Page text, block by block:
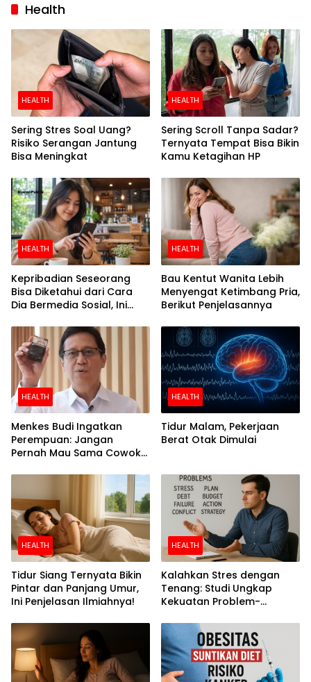
Health
HEALTH
Sering Stres Soal Uang?
Risiko Serangan Jantung
Bisa Meningkat
HEALTH
Sering Scroll Tanpa Sadar?
Ternyata Tempat Bisa Bikin
Kamu Ketagihan HP
HEALTH
Kepribadian Seseorang
Bisa Diketahui dari Cara
Dia Bermedia Sosial, Ini
HEALTH
Bau Kentut Wanita Lebih
Menyengat Ketimbang Pria,
Berikut Penjelasannya
HEALTH
Menkes Budi Ingatkan
Perempuan: Jangan
Pernah Mau Sama Cowok
HEALTH
Tidur Malam, Pekerjaan
Berat Otak Dimulai
HEALTH
Tidur Siang Ternyata Bikin
Pintar dan Panjang Umur,
Ini Penjelasan Ilmiahnya!
HEALTH
Kalahkan Stres dengan
Tenang: Studi Ungkap
Kekuatan Problem-